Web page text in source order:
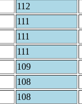
112
111
111
111
109
108
108